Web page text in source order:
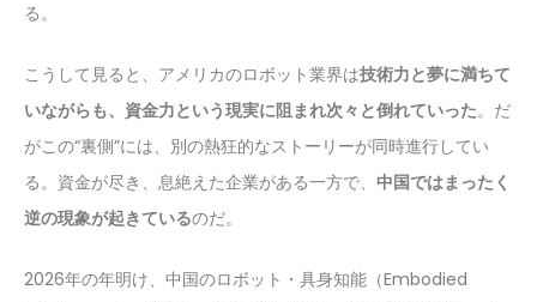
る。
こうして見ると、アメリカのロボット業界は技術力と夢に満ちて
いながらも、資金力という現実に阻まれ次々と倒れていった。だ
がこの“裏側”には、別の熱狂的なストーリーが同時進行してい
る。資金が尽き、息絶えた企業がある一方で、 中国ではまったく
逆の現象が起きているのだ。
2026年の年明け、中国のロボット・具身知能（Embodied